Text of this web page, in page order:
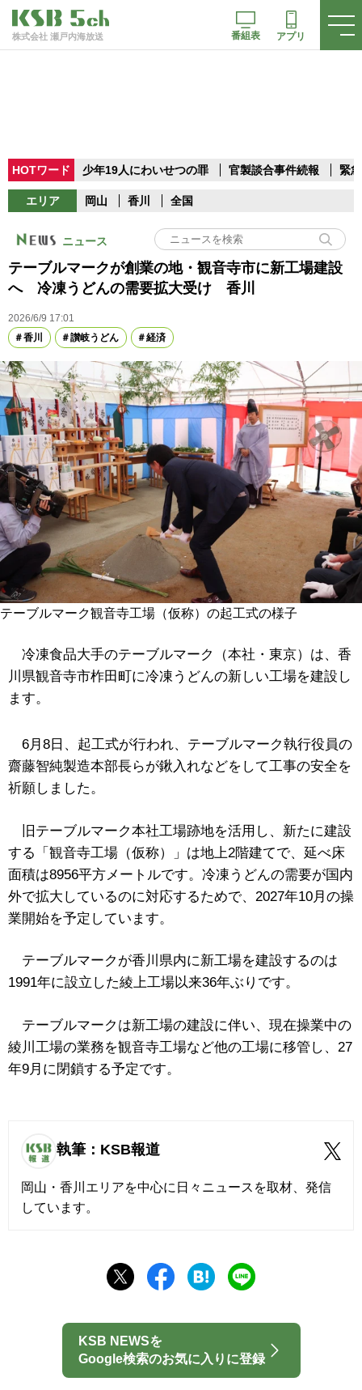
株式会社 瀬戸内海放送 番組表 アプリ
HOTワード 少年19人にわいせつの罪 官製談合事件続報 緊
エリア 岡山 香川 全国
ニュース
テーブルマークが創業の地・観音寺市に新工場建設
へ 冷凍うどんの需要拡大受け 香川
2026/6/9 17:01
香川
讃岐うどん 経済
テーブルマーク観音寺工場（仮称）の起工式の様子
冷凍食品大手のテーブルマーク（本社・東京）は、香
川県観音寺市柞田町に冷凍うどんの新しい工場を建設し
ます。
6月8日、起工式が行われ、テーブルマーク執行役員の
齋藤智純製造本部長らが鍬入れなどをして工事の安全を
祈願しました。
旧テーブルマーク本社工場跡地を活用し、新たに建設
する「観音寺工場（仮称）」は地上2階建てで、延べ床
面積は8956平方メートルです。冷凍うどんの需要が国内
外で拡大しているのに対応するためで、2027年10月の操
業開始を予定しています。
テーブルマークが香川県内に新工場を建設するのは
1991年に設立した綾上工場以来36年ぶりです。
テーブルマークは新工場の建設に伴い、現在操業中の
綾川工場の業務を観音寺工場など他の工場に移管し、27
年9月に閉鎖する予定です。
執筆：KSB報道
岡山・香川エリアを中心に日々ニュースを取材、発信
しています。
KSB NEWSを
Google検索のお気に入りに登録